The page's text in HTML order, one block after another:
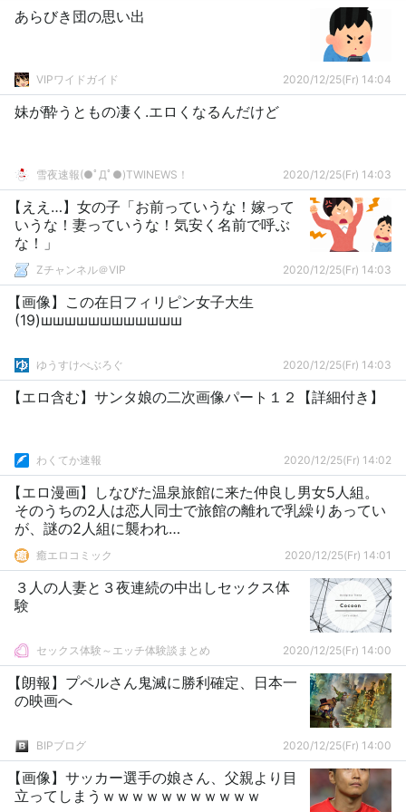
あらびき団の思い出
VIPワイドガイド 2020/12/25(Fr) 14:04
妹が酔うともの凄く.エロくなるんだけど
雪夜速報(●ﾟДﾟ●)TWINEWS！ 2020/12/25(Fr) 14:03
【ええ…】女の子「お前っていうな！嫁って
いうな！妻っていうな！気安く名前で呼ぶ
な！」
Zチャンネル＠VIP 2020/12/25(Fr) 14:03
【画像】この在日フィリピン女子大生
(19)шшшшшшшшшшшш
ゆうすけべぶろぐ 2020/12/25(Fr) 14:03
【エロ含む】サンタ娘の二次画像パート１２【詳細付き】
わくてか速報 2020/12/25(Fr) 14:02
【エロ漫画】しなびた温泉旅館に来た仲良し男女5人組。
そのうちの2人は恋人同士で旅館の離れで乳繰りあってい
が、謎の2人組に襲われ…
癒エロコミック 2020/12/25(Fr) 14:01
３人の人妻と３夜連続の中出しセックス体
験
セックス体験～エッチ体験談まとめ 2020/12/25(Fr) 14:00
【朗報】プペルさん鬼滅に勝利確定、日本一
の映画へ
BIPブログ 2020/12/25(Fr) 14:00
【画像】サッカー選手の娘さん、父親より目
立ってしまうｗｗｗｗｗｗｗｗｗｗｗ